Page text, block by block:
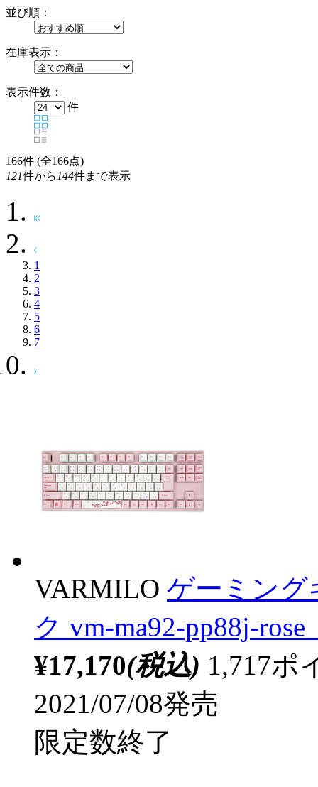
並び順：
在庫表示：
表示件数：
件
166件 (全166点)
121件から 144件まで表示
1
2
3
4
5
6
7
VARMILO ゲーミング
ク vm-ma92-pp88j-
¥17,170(税込) 1,717ポ
2021/07/08発売
限定数終了